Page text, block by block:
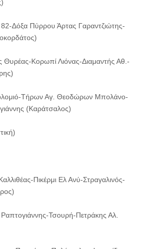
Δόξα Πύρρου Άρτας Γαραντζιώτης-
Κορωπί Λιόνας-Διαμαντής Αθ.-
Τήρων Αγ. Θεοδώρων Μπολάνο-
(Καράτσαλος)
Πικέρμι Ελ Ανύ-Στραγαλινός-
Τσουρή-Πετράκης Αλ.